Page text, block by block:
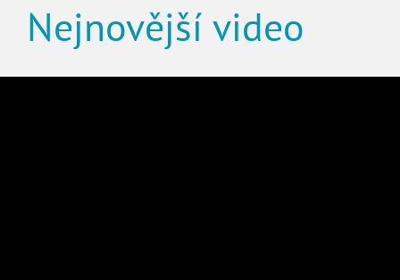
Nejnovější video